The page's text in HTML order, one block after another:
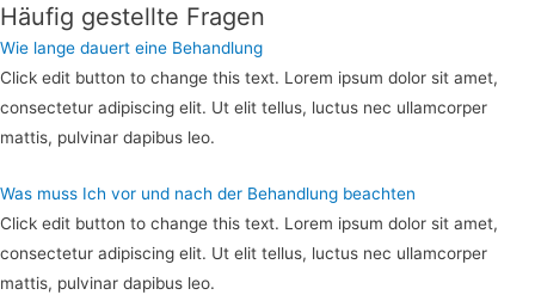
Häufig gestellte Fragen
Wie lange dauert eine Behandlung
Click edit button to change this text. Lorem ipsum dolor sit amet,
consectetur adipiscing elit. Ut elit tellus, luctus nec ullamcorper
mattis, pulvinar dapibus leo.
Was muss Ich vor und nach der Behandlung beachten
Click edit button to change this text. Lorem ipsum dolor sit amet,
consectetur adipiscing elit. Ut elit tellus, luctus nec ullamcorper
mattis, pulvinar dapibus leo.